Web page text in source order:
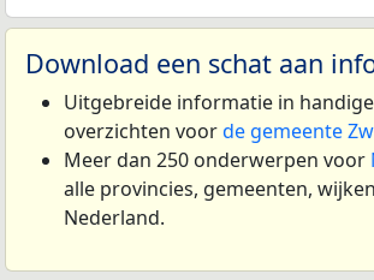
Download een schat aan
Uitgebreide informatie in handige
overzichten voorde gemeente
Meer dan 250 onderwerpen voor
alle provincies, gemeenten,
Nederland.